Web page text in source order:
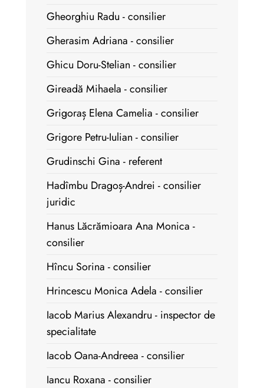
Gheorghiu Radu - consilier
Gherasim Adriana - consilier
Ghicu Doru-Stelian - consilier
Gireadă Mihaela - consilier
Grigoraș Elena Camelia - consilier
Grigore Petru-Iulian - consilier
Grudinschi Gina - referent
Hadîmbu Dragoș-Andrei - consilier
juridic
Hanus Lăcrămioara Ana Monica -
consilier
Hîncu Sorina - consilier
Hrincescu Monica Adela - consilier
Iacob Marius Alexandru - inspector de
specialitate
Iacob Oana-Andreea - consilier
Iancu Roxana - consilier